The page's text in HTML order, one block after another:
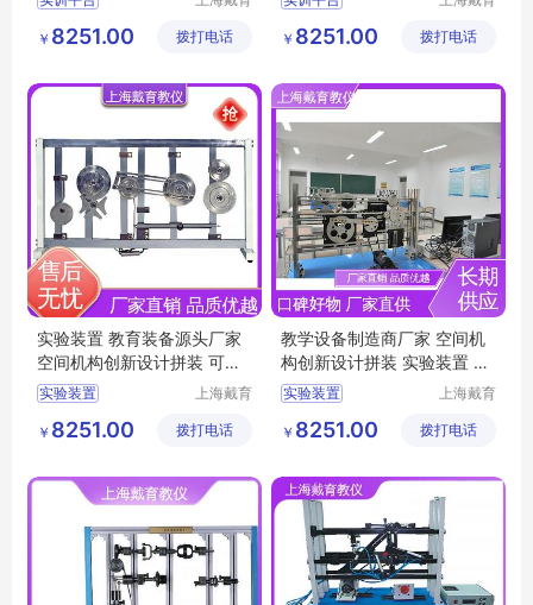
平面机构动态参数实验装置
空间机构创新组合设计实训平台
设备有限
￥ 8251.00 拨打电话
空间机构动态参数实验装置
机构创新组合设计实验台
设备有限
￥ 8251.00 拨打电话
实验装置 教育装备源头厂家
空间机构创新设计拼装 可定
制学习
实验装置
空间机构创新组合设计实训装置
平面机构动态参数实训台
上海戴育
设备有限
￥ 8251.00 拨打电话
教学设备制造商厂家 空间机
构创新设计拼装 实验装置 可
定制学习
实验装置
空间机构运动方案创新设计实验平台
空间机构创新设计拼装实验台
上海戴育
设备有限
￥ 8251.00 拨打电话